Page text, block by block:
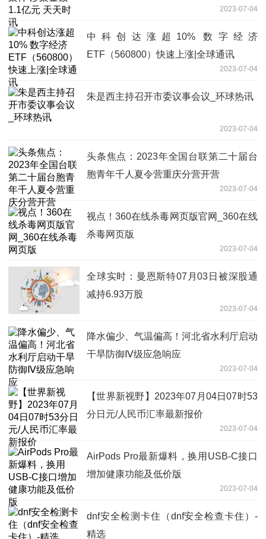
2023-07-04
中科创达涨超10% 数字经济
ETF（560800）快速上涨|全球通讯
2023-07-04
朱是西主持召开市委议事会议_环球热讯
2023-07-04
头条焦点：2023年全国台联第二十届台
胞青年千人夏令营重庆分营开营
2023-07-04
视点！360在线杀毒网页版官网_360在线
杀毒网页版
2023-07-04
全球实时：曼恩斯特07月03日被深股通
减持6.93万股
2023-07-04
降水偏少、气温偏高！河北省水利厅启动
干旱防御Ⅳ级应急响应
2023-07-04
【世界新视野】2023年07月04日07时53
分日元/人民币汇率最新报价
2023-07-04
AirPods Pro最新爆料，换用USB-C接口
增加健康功能及低价版
2023-07-04
dnf安全检测卡住（dnf安全检查卡住）-
精选